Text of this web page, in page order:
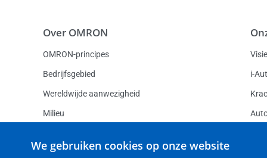
Over OMRON
OMRON-principes
Bedrijfsgebied
Wereldwijde aanwezigheid
Milieu
Leveringscondities
Visie
i-
We gebruiken cookies op onze website